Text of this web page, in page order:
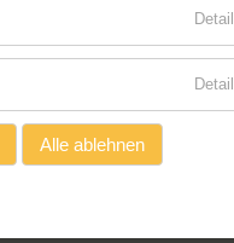
Alle ablehnen